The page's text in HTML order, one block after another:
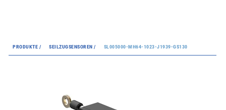
PRODUKTE / SEILZUGSENSOREN / SL005000-MH64-1023-J1939-GS130